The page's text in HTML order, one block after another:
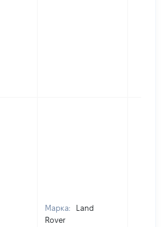
Марка:
Land
Rover